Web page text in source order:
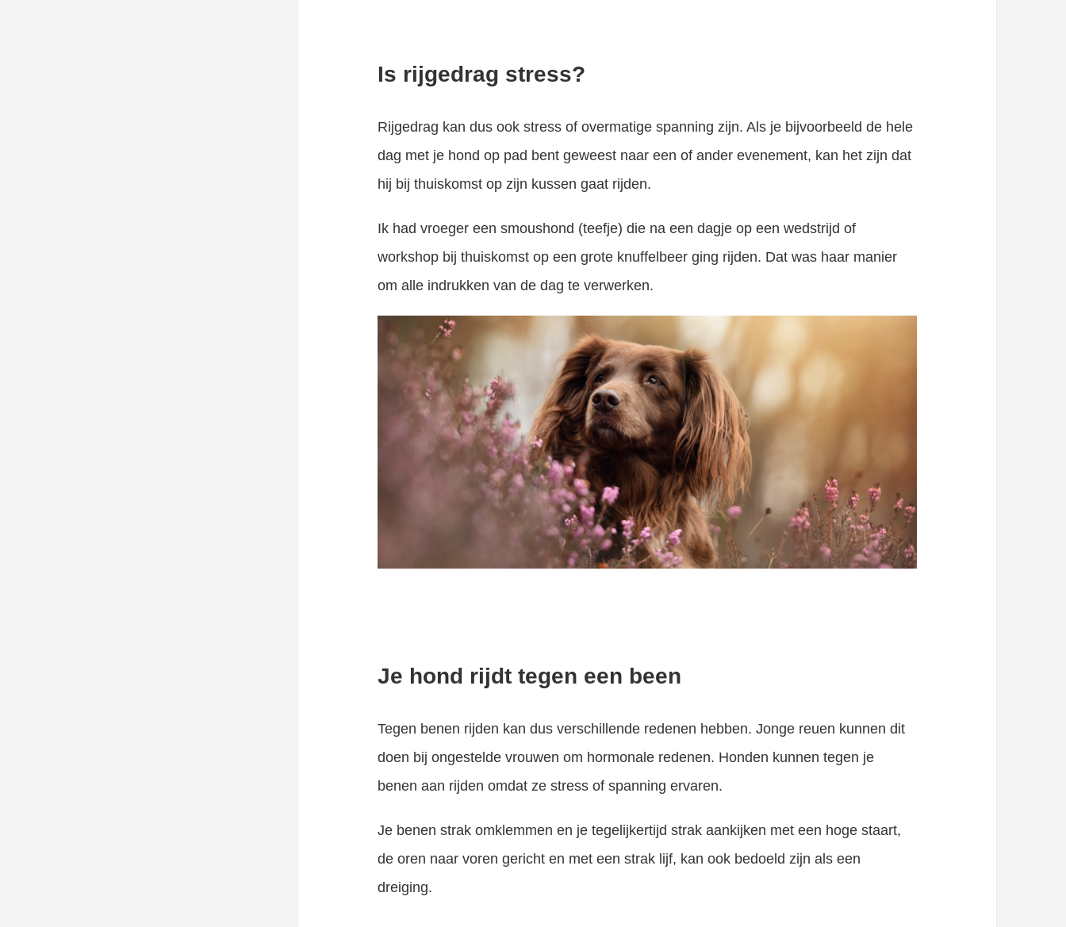
Is rijgedrag stress?
Rijgedrag kan dus ook stress of overmatige spanning zijn. Als je bijvoorbeeld de hele
dag met je hond op pad bent geweest naar een of ander evenement, kan het zijn dat
hij bij thuiskomst op zijn kussen gaat rijden.
Ik had vroeger een smoushond (teefje) die na een dagje op een wedstrijd of
workshop bij thuiskomst op een grote knuffelbeer ging rijden. Dat was haar manier
om alle indrukken van de dag te verwerken.
Je hond rijdt tegen een been
Tegen benen rijden kan dus verschillende redenen hebben. Jonge reuen kunnen dit
doen bij ongestelde vrouwen om hormonale redenen. Honden kunnen tegen je
benen aan rijden omdat ze stress of spanning ervaren.
Je benen strak omklemmen en je tegelijkertijd strak aankijken met een hoge staart,
de oren naar voren gericht en met een strak lijf, kan ook bedoeld zijn als een
dreiging.